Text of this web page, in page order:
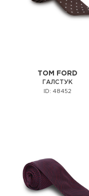
TOM FORD
ГАЛСТУК
ID: 48452